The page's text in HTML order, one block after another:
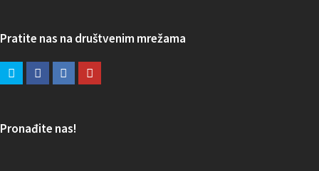
Pratite nas na društvenim mrežama
Pronađite nas!